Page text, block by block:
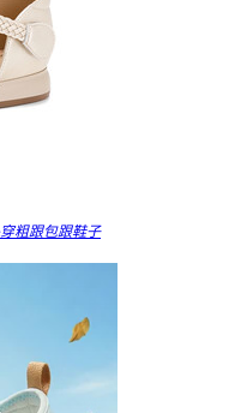
粗跟包跟鞋子